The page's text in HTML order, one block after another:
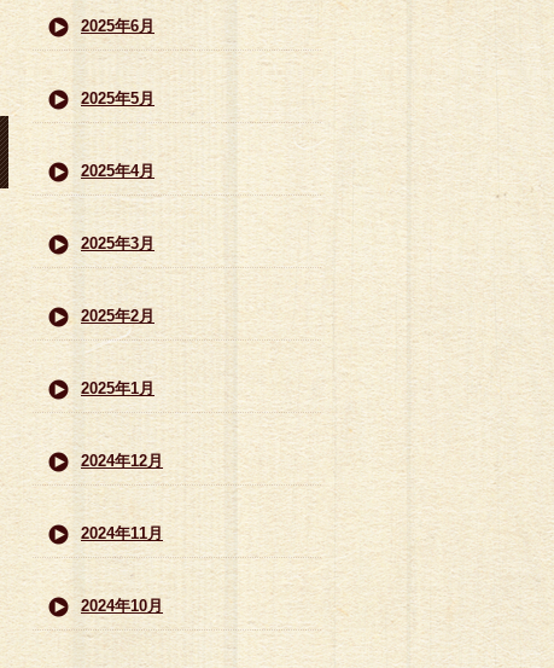
2025年6月
2025年5月
2025年4月
2025年3月
2025年2月
2025年1月
2024年12月
2024年11月
2024年10月